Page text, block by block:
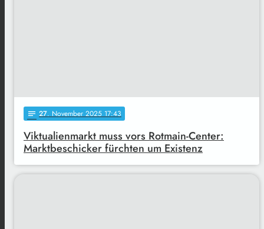
notes 27. November 2025 17:43
Viktualienmarkt muss vors Rotmain-Center:
Marktbeschicker fürchten um Existenz